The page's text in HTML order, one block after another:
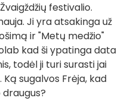
festivalio.
Ji yra atsakinga už
ir "Metų medžio"
kad ši ypatinga data
todėl ji turi surasti jai
sugalvos Frėja, kad